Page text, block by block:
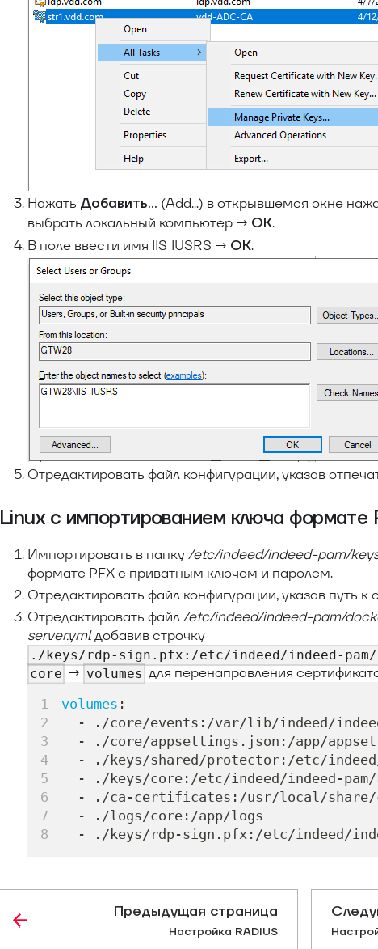
Нажать Добавить... (Add...) в открывшемся окне
выбрать локальный компьютер → ОК.
В поле ввести имя IIS IUSRS → ОК.
Отредактировать файл конфигурации, указав
Linux с импортированием ключа формате
Импортировать в папку/etc/indeed/indeed-pam/
формате PFX с приватным ключом и паролем.
Отредактировать файл конфигурации, указав путь к
Отредактировать файл/etc/indeed/indeed-pam/
server.ymlдобавив строчку
./keys/rdp-sign.pfx:/etc/indeed/indeed-
core → volumes для перенаправления
volumes :
- ./core/events : /var/lib/indeed/
- ./core/appsettings.json : /app/
- ./keys/shared/protector : /etc/
- ./keys/core : /etc/indeed/indeed -
- ./ca -certificates : /usr/local/share/
- ./logs/core : /app/logs
- ./keys/rdp-sign.pfx : /etc/indeed/
Предыдущая страница
Настройка RADIUS